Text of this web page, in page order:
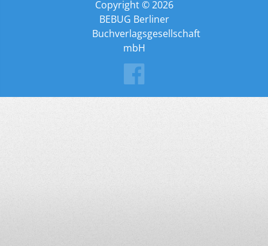
Copyright © 2026
BEBUG Berliner
Buchverlagsgesellschaft
mbH